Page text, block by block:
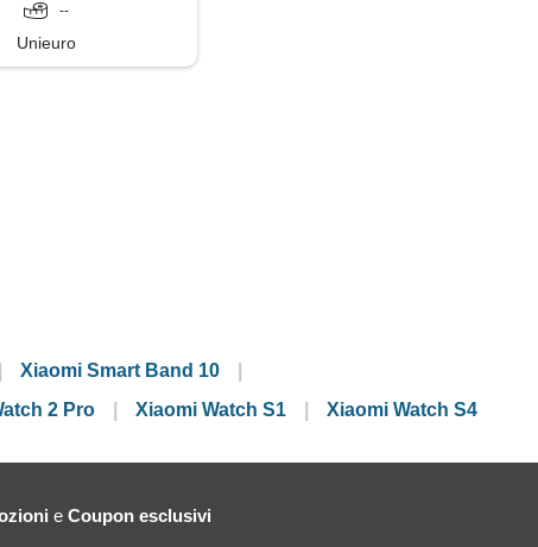
--
Unieuro
Xiaomi Smart Band 10
2 Pro Xiaomi Watch S1 Xiaomi Watch S4
e Coupon esclusivi